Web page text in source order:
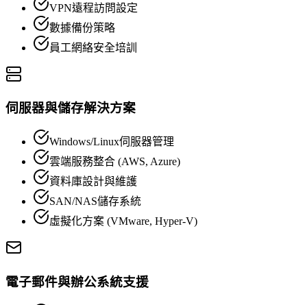
VPN遠程訪問設定
數據備份策略
員工網絡安全培訓
伺服器與儲存解決方案
Windows/Linux伺服器管理
雲端服務整合 (AWS, Azure)
資料庫設計與維護
SAN/NAS儲存系統
虛擬化方案 (VMware, Hyper-V)
電子郵件與辦公系統支援